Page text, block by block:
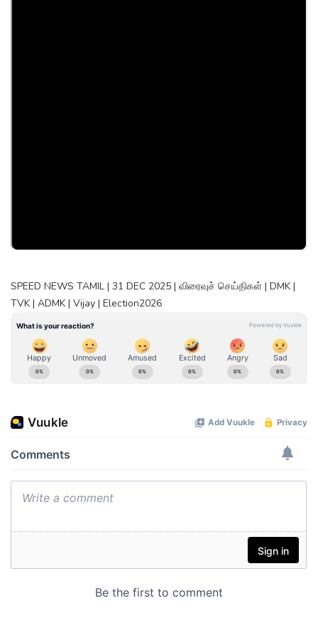
SPEED NEWS TAMIL | 31 DEC 2025 | விரைவுச் செய்திகள் | DMK |
TVK | ADMK | Vijay | Election2026